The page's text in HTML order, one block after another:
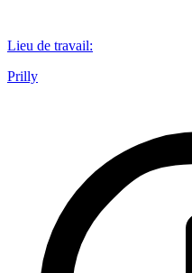
Lieu de travail:
Prilly